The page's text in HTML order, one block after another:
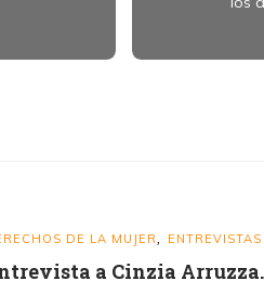
DE LA MUJER ENTREVISTAS
a Cinzia Arruzza.